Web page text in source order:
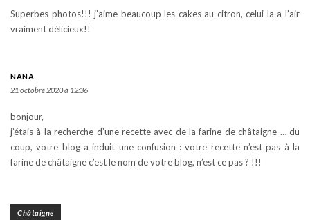
Superbes photos!!! j’aime beaucoup les cakes au citron, celui la a l’air
vraiment délicieux!!
NANA
21 octobre 2020 à 12:36
bonjour,
j’étais à la recherche d’une recette avec de la farine de châtaigne … du
coup, votre blog a induit une confusion : votre recette n’est pas à la
farine de châtaigne c’est le nom de votre blog, n’est ce pas ? !!!
Châtaigne